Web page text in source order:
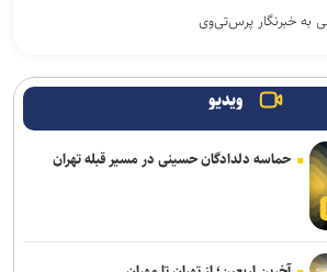
به خبرنگار پرس‌تی‌وی
تسلیحات نشست برگزار می‌کند
چند کشته و زخمی برجا گذاشت
اتمی اوایل شهریور در آمریکا
حمله به صنعاء را در نطفه خفه کردیم
ویدیو
حماسه دلدادگان حسینی در مسیر قبله تهران